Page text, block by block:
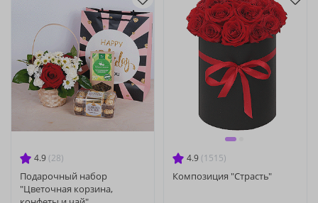
4.9 (28)
Подарочный набор
"Цветочная корзина,
4.9 (1515)
Композиция "Страсть"